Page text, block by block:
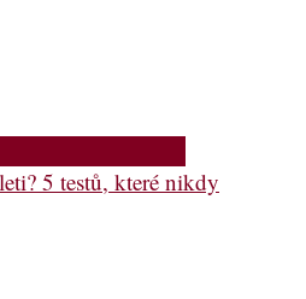
5 testů, které nikdy